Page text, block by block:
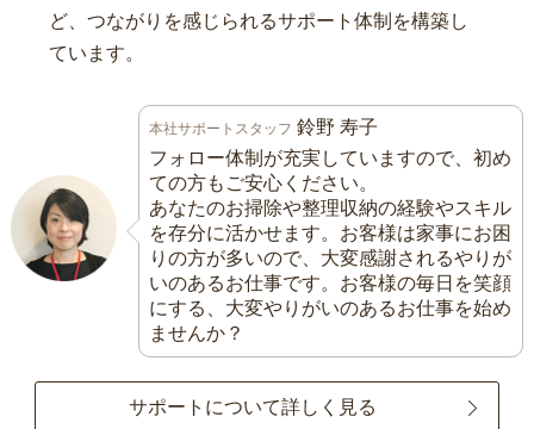
ど、つながりを感じられるサポート体制を構築し
ています。
本社サポートスタッフ 鈴野 寿子
フォロー体制が充実していますので、初め
ての方もご安心ください。
あなたのお掃除や整理収納の経験やスキル
を存分に活かせます。お客様は家事にお困
りの方が多いので、大変感謝されるやりが
いのあるお仕事です。お客様の毎日を笑顔
にする、大変やりがいのあるお仕事を始め
ませんか？
サポートについて詳しく見る